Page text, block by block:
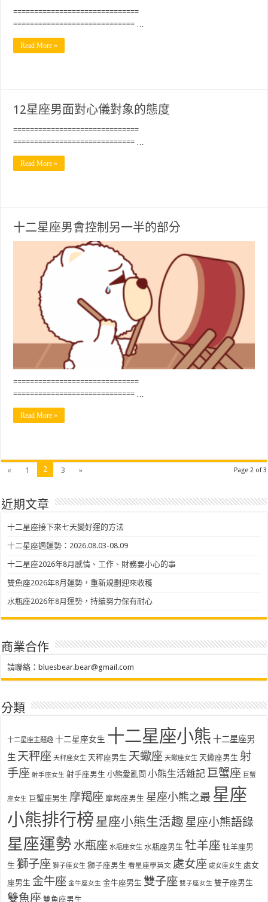
==============================
============================= …
Read More »
12星座男面對心儀對象的態度
==============================
============================= …
Read More »
十二星座男會控制另一半的部分
==============================
============================= …
Read More »
Page 2 of 3
« 1 2 3 »
近期文章
十二星座接下來七天變好運的方法
十二星座週運勢：2026.08.03-08.09
十二星座2026年8月感情、工作、財務要小心的事
雙魚座2026年8月運勢，重新規劃迎來收穫
水瓶座2026年8月運勢，持續努力保有耐心
商業合作
請聯絡： bluesbear.bear@gmail.com
分類
十二星座主題趣 十二星座女生 十二星座小熊 十二星座男
生 天秤座 天秤座女生 天秤座男生 天蠍座 天蠍座女生 天蠍座男生 射
手座 射手座女生 射手座男生 小熊愛亂問 小熊生活雜記 巨蟹座 巨蟹
座女生 巨蟹座男生 摩羯座 摩羯座男生 星座小熊之最 星座
小熊排行榜 星座小熊生活趣 星座小熊語錄
星座運勢 水瓶座 水瓶座女生 水瓶座男生 牡羊座 牡羊座男
生 獅子座 獅子座女生 獅子座男生 看星座學英文 處女座 處女座女生 處女
座男生 金牛座 金牛座女生 金牛座男生 雙子座 雙子座女生 雙子座男生
雙魚座 雙魚座男生